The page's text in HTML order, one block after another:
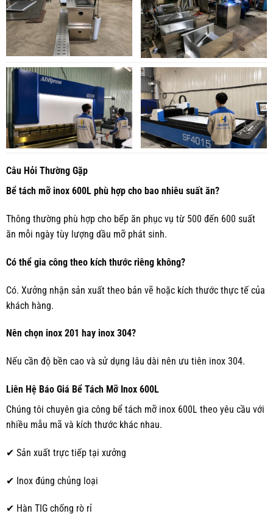
Câu Hỏi Thường Gặp
Bể tách mỡ inox 600L phù hợp cho bao nhiêu suất ăn?
Thông thường phù hợp cho bếp ăn phục vụ từ 500 đến 600 suất
ăn mỗi ngày tùy lượng dầu mỡ phát sinh.
Có thể gia công theo kích thước riêng không?
Có. Xưởng nhận sản xuất theo bản vẽ hoặc kích thước thực tế của
khách hàng.
Nên chọn inox 201 hay inox 304?
Nếu cần độ bền cao và sử dụng lâu dài nên ưu tiên inox 304.
Liên Hệ Báo Giá Bể Tách Mỡ Inox 600L
Chúng tôi chuyên gia công bể tách mỡ inox 600L theo yêu cầu với
nhiều mẫu mã và kích thước khác nhau.
✔ Sản xuất trực tiếp tại xưởng
✔ Inox đúng chủng loại
✔ Hàn TIG chống rò rỉ